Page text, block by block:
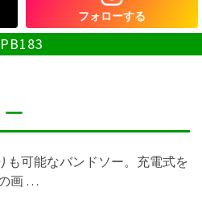
フォローする
PB183
も可能なバンドソー。充電式を
画 …